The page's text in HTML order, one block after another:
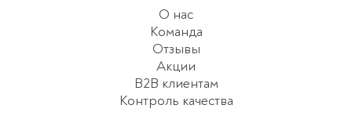
О нас
Команда
Отзывы
Акции
B2B клиентам
Контроль качества